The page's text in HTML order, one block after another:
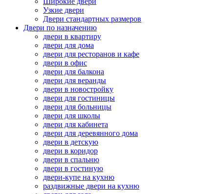
Узкие двери
Двери стандартных размеров
Двери по назначению
двери в квартиру
двери для дома
двери для ресторанов и кафе
двери в офис
двери для балкона
двери для веранды
двери в новостройку
двери для гостиницы
двери для больницы
двери для школы
двери для кабинета
двери для деревянного дома
двери в детскую
двери в коридор
двери в спальню
двери в гостиную
двери-купе на кухню
раздвижные двери на кухню